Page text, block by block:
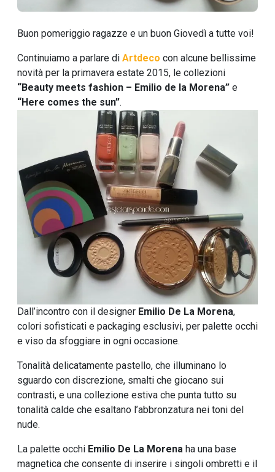
Buon pomeriggio ragazze e un buon Giovedì a tutte voi!
Continuiamo a parlare di Artdeco con alcune bellissime
novità per la primavera estate 2015, le collezioni
“Beauty meets fashion – Emilio de la Morena” e
“Here comes the sun”.
Dall’incontro con il designer Emilio De La Morena,
colori sofisticati e packaging esclusivi, per palette occhi
e viso da sfoggiare in ogni occasione.
Tonalità delicatamente pastello, che illuminano lo
sguardo con discrezione, smalti che giocano sui
contrasti, e una collezione estiva che punta tutto su
tonalità calde che esaltano l’abbronzatura nei toni del
nude.
La palette occhi Emilio De La Morena ha una base
magnetica che consente di inserire i singoli ombretti e il